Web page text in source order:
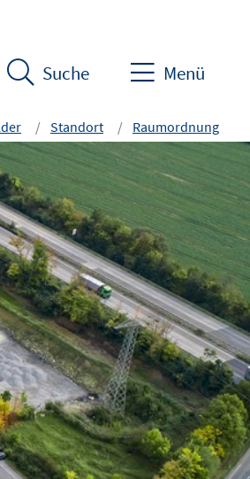
Suche Menü
Standort Raumordnung